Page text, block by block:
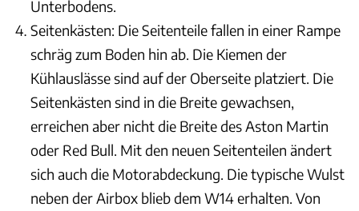
Unterbodens.
Seitenkästen: Die Seitenteile fallen in einer Rampe
schräg zum Boden hin ab. Die Kiemen der
Kühlauslässe sind auf der Oberseite platziert. Die
Seitenkästen sind in die Breite gewachsen,
erreichen aber nicht die Breite des Aston Martin
oder Red Bull. Mit den neuen Seitenteilen ändert
sich auch die Motorabdeckung. Die typische Wulst
neben der Airbox blieb dem W14 erhalten. Von